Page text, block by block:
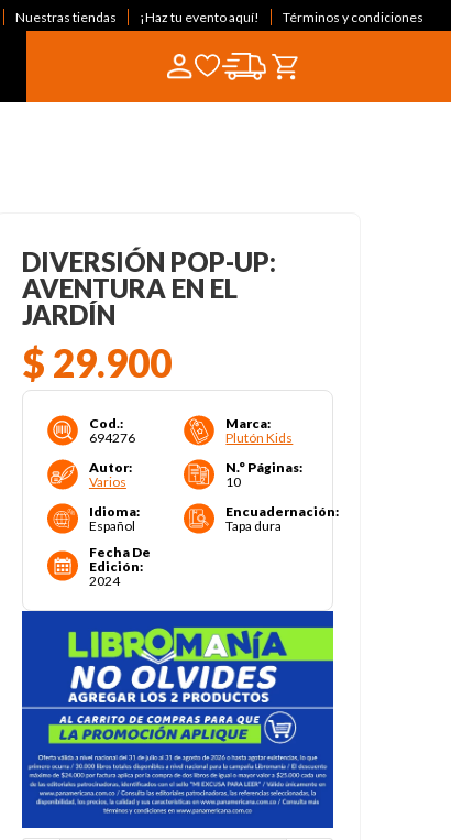
Nuestras tiendas ¡Haz tu evento aquí! Términos y condiciones
DIVERSIÓN POP-UP:
AVENTURA EN EL
JARDÍN
$ 29.900
Cod.:
694276
Marca:
Plutón Kids
Autor:
Varios
N.° Páginas:
10
Idioma:
Español
Encuadernación:
Tapa dura
Fecha De
Edición:
2024